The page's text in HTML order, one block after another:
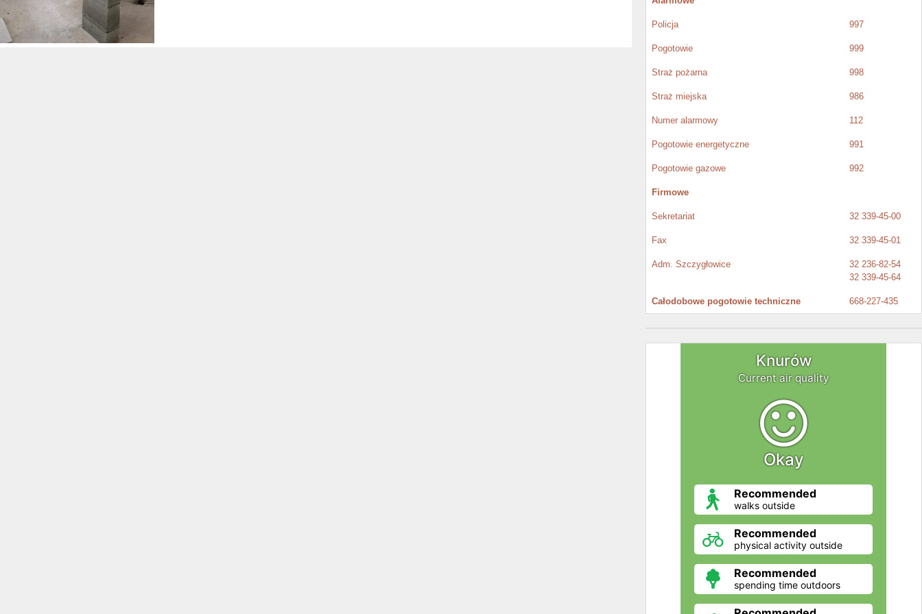
Policja 997
Pogotowie 999
Straż pożarna 998
Straż miejska 986
Numer alarmowy 112
Pogotowie energetyczne 991
Pogotowie gazowe 992
Firmowe
Sekretariat 32 339-45-00
Fax 32 339-45-01
Adm. Szczygłowice
32 236-82-54
32 339-45-64
Całodobowe pogotowie techniczne 668-227-435